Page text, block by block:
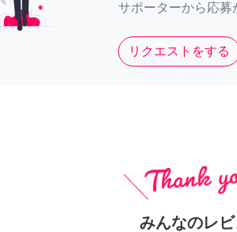
サポーターから応募
リクエストをする
みんなのレ